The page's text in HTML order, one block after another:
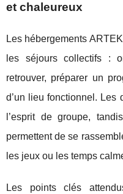
et chaleureux
Les hébergements
les séjours collectifs :
retrouver, préparer un
d’un lieu fonctionnel. Les
l’esprit de groupe,
permettent de se
les jeux ou les temps
Les points clés